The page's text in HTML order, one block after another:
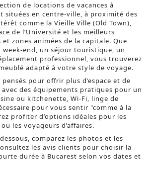
de locations de vacances à
situées en centre-ville, à proximité des
comme la Vieille Ville (Old Town),
de l’Université et les meilleurs
zones animées de la capitale. Que
week-end, un séjour touristique, un
professionnel, vous trouverez
adapté à votre style de voyage.
pour offrir plus d’espace et de
des équipements pratiques pour un
ou kitchenette, Wi-Fi, linge de
pour vous sentir "comme à la
profiter d’options idéales pour les
les voyageurs d’affaires.
comparez les photos et les
les avis clients pour choisir la
durée à Bucarest selon vos dates et